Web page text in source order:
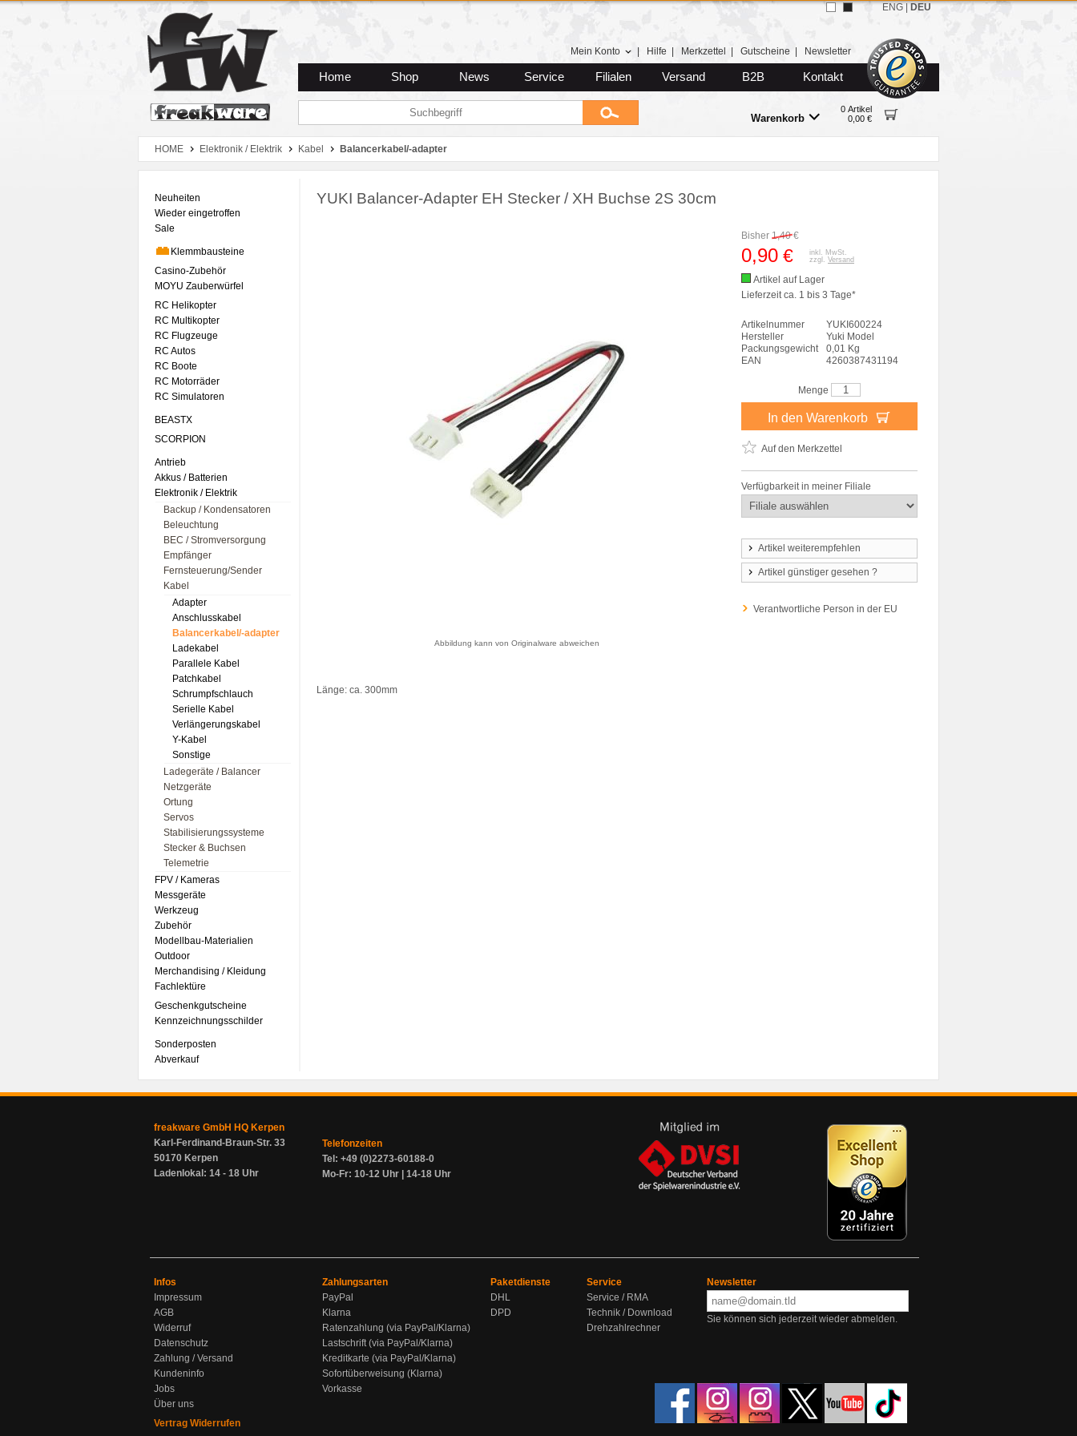
Zum Hauptmenue
Zum Seiteninhalt
Zum Warenkob
Mein Konto Hilfe Merkzettel Gutscheine Newsletter
Home Shop News Service Filialen Versand B2B Kontakt
Warenkorb
0 Artikel
0,00 €
ENG DEU
HOME Elektronik / Elektrik Kabel Balancerkabel/-adapter
Neuheiten
Wieder eingetroffen
Sale
Klemmbausteine
Casino-Zubehör
MOYU Zauberwürfel
RC Helikopter
RC Multikopter
RC Flugzeuge
RC Autos
RC Boote
RC Motorräder
RC Simulatoren
BEASTX
SCORPION
Antrieb
Akkus / Batterien
Elektronik / Elektrik
Backup / Kondensatoren
Beleuchtung
BEC / Stromversorgung
Empfänger
Fernsteuerung/Sender
Kabel
Adapter
Anschlusskabel
Balancerkabel/-adapter
Ladekabel
Parallele Kabel
Patchkabel
Schrumpfschlauch
Serielle Kabel
Verlängerungskabel
Y-Kabel
Sonstige
Ladegeräte / Balancer
Netzgeräte
Ortung
Servos
Stabilisierungssysteme
Stecker & Buchsen
Telemetrie
FPV / Kameras
Messgeräte
Werkzeug
Zubehör
Modellbau-Materialien
Outdoor
Merchandising / Kleidung
Fachlektüre
Geschenkgutscheine
Kennzeichnungsschilder
Sonderposten
Abverkauf
YUKI Balancer-Adapter EH Stecker / XH Buchse 2S 30cm
Abbildung kann von Originalware abweichen
Länge: ca. 300mm
Bisher 1,40€
0,90 €
inkl. MwSt.
zzgl. Versand
Artikel auf Lager
Lieferzeit ca. 1 bis 3 Tage*
Artikelnummer
YUKI600224
Hersteller
Yuki Model
Packungsgewicht
0,01 Kg
EAN
4260387431194
Menge
In den Warenkorb
Auf den Merkzettel
Verfügbarkeit in meiner Filiale
Artikel weiterempfehlen
Artikel günstiger gesehen ?
Verantwortliche Person in der EU
freakware GmbH HQ Kerpen
Karl-Ferdinand-Braun-Str. 33
50170 Kerpen
Ladenlokal: 14 - 18 Uhr
Telefonzeiten
Tel: +49 (0)2273-60188-0
Mo-Fr: 10-12 Uhr | 14-18 Uhr
Infos
Impressum
AGB
Widerruf
Datenschutz
Zahlung / Versand
Kundeninfo
Jobs
Über uns
Vertrag Widerrufen
Zahlungsarten
PayPal
Klarna
Ratenzahlung (via PayPal/Klarna)
Lastschrift (via PayPal/Klarna)
Kreditkarte (via PayPal/Klarna)
Sofortüberweisung (Klarna)
Vorkasse
Paketdienste
DHL
DPD
Service
Service / RMA
Technik / Download
Drehzahlrechner
Newsletter
Sie können sich jederzeit wieder abmelden.